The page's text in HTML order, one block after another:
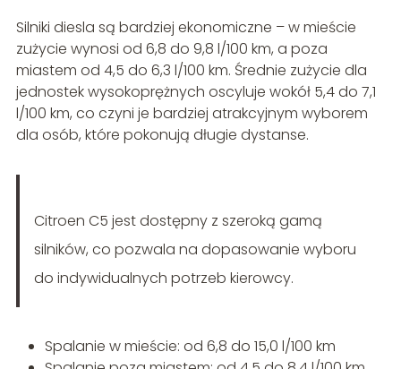
Silniki diesla są bardziej ekonomiczne – w mieście
zużycie wynosi od 6,8 do 9,8 l/100 km, a poza
miastem od 4,5 do 6,3 l/100 km. Średnie zużycie dla
jednostek wysokoprężnych oscyluje wokół 5,4 do 7,1
l/100 km, co czyni je bardziej atrakcyjnym wyborem
dla osób, które pokonują długie dystanse.
Citroen C5 jest dostępny z szeroką gamą
silników, co pozwala na dopasowanie wyboru
do indywidualnych potrzeb kierowcy.
Spalanie w mieście: od 6,8 do 15,0 l/100 km